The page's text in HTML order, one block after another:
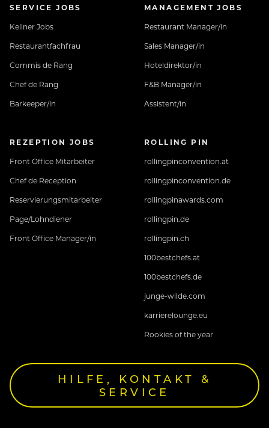
Neuhaus BONUS CARD für Rabatt bei unseren
Partnern in der Region
Bezahlung laut Kollektiv – Bereitschaft zur
Überbezahlung nach Qualifikation und Erfahrung
und vieles mehr findest du hier:
https://www.neuhaus-zillertal.com/specials/karriere/
bewirb dich jetzt!
Wir freuen uns über die
Zusendung deiner vollständigen
Bewerbungsunterlagen per E-Mail an
sebastian@elisabethhotel.com.
SERVICE JOBS
Kellner Jobs
Restaurantfachfrau
Commis de Rang
Chef de Rang
Barkeeper/in
MANAGEMENT JOBS
Restaurant Manager/in
Sales Manager/in
Hoteldirektor/in
F&B Manager/in
Assistent/in
REZEPTION JOBS
Front Office Mitarbeiter
Chef de Reception
Reservierungsmitarbeiter
Page/Lohndiener
Front Office Manager/in
ROLLING PIN
rollingpinconvention.at
rollingpinconvention.de
rollingpinawards.com
rollingpin.de
rollingpin.ch
100bestchefs.at
100bestchefs.de
junge-wilde.com
karrierelounge.eu
Rookies of the year
HILFE, KONTAKT &
SERVICE